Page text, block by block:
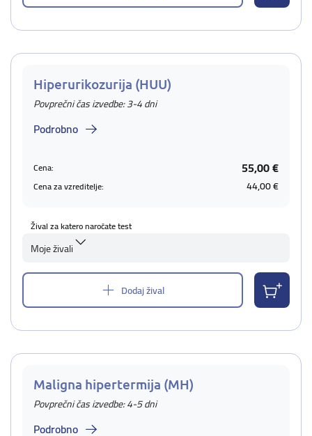
Hiperurikozurija (HUU)
Povprečni čas izvedbe: 3-4 dni
Podrobno
Cena: 55,00 €
Cena za vzreditelje: 44,00 €
Žival za katero naročate test
Moje živali
Dodaj žival
Maligna hipertermija (MH)
Povprečni čas izvedbe: 4-5 dni
Podrobno